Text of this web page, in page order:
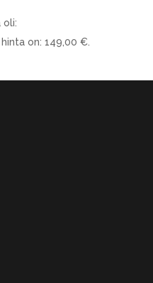
oli:
on: 149,00 €.